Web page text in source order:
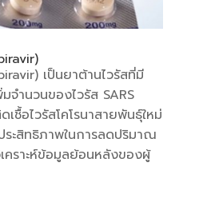
เป็นยาต้านไวรัสที่มี
จำนวนของไวรัส SARS
ชื้อไวรัสโคโรนาสายพันธุ์ใหม่
ะสิทธิภาพในการลดปริมาณ
คราะห์ข้อมูลย้อนหลังของผู้